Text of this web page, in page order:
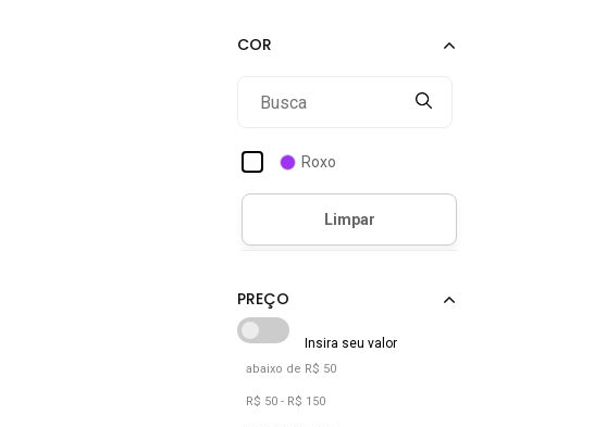
Roxo
abaixo de R$ 50
R$ 50 - R$ 150